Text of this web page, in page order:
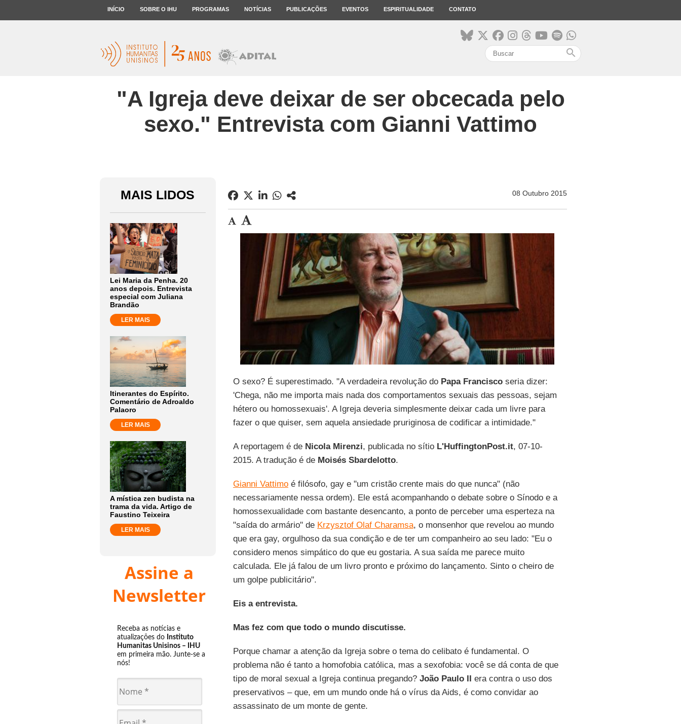
INÍCIO SOBRE O IHU PROGRAMAS NOTÍCIAS PUBLICAÇÕES EVENTOS ESPIRITUALIDADE CONTATO
search
"A Igreja deve deixar de ser obcecada pelo
sexo." Entrevista com Gianni Vattimo
MAIS LIDOS
Lei Maria da Penha. 20
anos depois. Entrevista
especial com Juliana
Brandão
LER MAIS
Itinerantes do Espírito.
Comentário de Adroaldo
Palaoro
LER MAIS
A mística zen budista na
trama da vida. Artigo de
Faustino Teixeira
LER MAIS
Assine a
Newsletter
Receba as notícias e
atualizações do Instituto
Humanitas Unisinos – IHU
em primeira mão. Junte-se a
nós!
08 Outubro 2015
O sexo? É superestimado. "A verdadeira revolução do Papa Franciscoseria dizer:
'Chega, não me importa mais nada dos comportamentos sexuais das pessoas, sejam
hétero ou homossexuais'. A Igreja deveria simplesmente deixar cada um livre para
fazer o que quiser, sem aquela ansiedade pruriginosa de codificar a intimidade."
A reportagem é de Nicola Mirenzi, publicada no sítio L'HuffingtonPost.it, 07-10-
2015. A tradução é de Moisés Sbardelotto.
Gianni Vattimoé filósofo, gay e "um cristão crente mais do que nunca" (não
necessariamente nessa ordem). Ele está acompanhando o debate sobre o Sínodo e a
homossexualidade com bastante desencanto, a ponto de perceber uma esperteza na
"saída do armário" de Krzysztof Olaf Charamsa, o monsenhor que revelou ao mundo
que era gay, orgulhoso da sua condição e de ter um companheiro ao seu lado: "Eu o
considero menos simpático do que eu gostaria. A sua saída me parece muito
calculada. Ele já falou de um livro pronto e próximo do lançamento. Sinto o cheiro de
um golpe publicitário".
Eis a entrevista.
Mas fez com que todo o mundo discutisse.
Porque chamar a atenção da Igreja sobre o tema do celibato é fundamental. O
problema não é tanto a homofobia católica, mas a sexofobia: você se dá conta de que
tipo de moral sexual a Igreja continua pregando? João Paulo II era contra o uso dos
preservativos – que, em um mundo onde há o vírus da Aids, é como convidar ao
assassinato de um monte de gente.